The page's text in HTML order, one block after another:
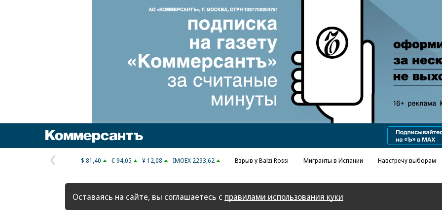
Предыдущая
страница
$ 81,40 € 94,05 ¥ 12,08 IMOEX 2293,62 Взрыв у Balzi Rossi Мигранты в Испании Навстречу выборам
Оставаясь на сайте, вы соглашаетесь с правилами использования куки